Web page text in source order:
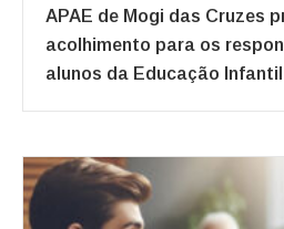
APAE de Mogi das Cruzes
acolhimento para os
alunos da Educação Infantil